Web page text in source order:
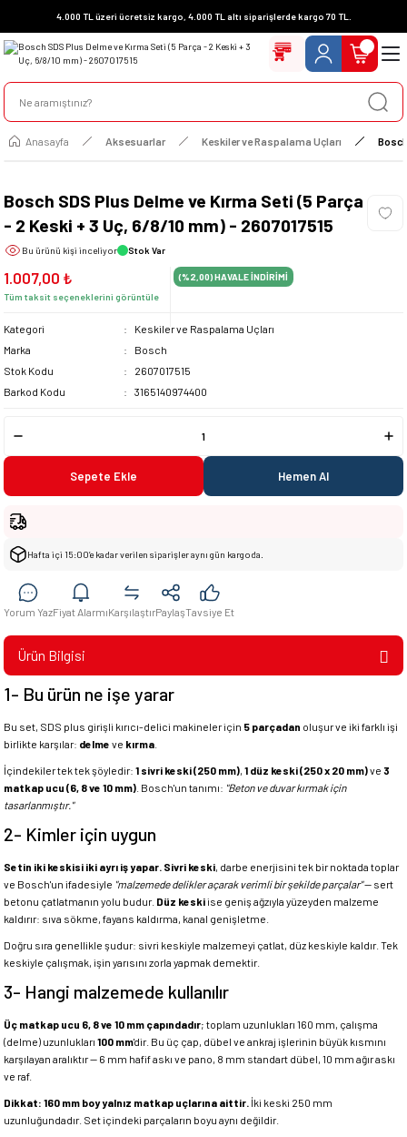
4.000 TL üzeri ücretsiz kargo, 4.000 TL altı siparişlerde kargo 70 TL.
Anasayfa Aksesuarlar Keskiler ve Raspalama Uçları
Bosch SDS Plus Delme ve Kırma Seti (5 Parça
- 2 Keski + 3 Uç, 6/8/10 mm) - 2607017515
Bu ürünü kişi inceliyor Stok Var
1.007,00 ₺
Tüm taksit seçeneklerini görüntüle
(%2,00)HAVALE İNDİRİMİ
Kategori
Keskiler ve Raspalama Uçları
Marka
Bosch
Stok Kodu
2607017515
Barkod Kodu
3165140974400
Sepete Ekle Hemen Al
Hafta içi 15:00’e kadar verilen siparişler aynı gün kargoda.
Yorum YazFiyat AlarmıKarşılaştırPaylaşTavsiye Et
Ürün Bilgisi
1- Bu ürün ne işe yarar
Bu set, SDS plus girişli kırıcı-delici makineler için 5 parçadan oluşur ve iki farklı işi
birlikte karşılar: delme ve kırma
İçindekiler tek tek şöyledir: 1 sivri keski (250 mm), 1 düz keski (250 x 20 mm)ve 3
matkap ucu (6, 8 ve 10 mm) . Bosch'un tanımı: "Beton ve duvar kırmak için
tasarlanmıştır."
2- Kimler için uygun
Setin iki keskisi iki ayrı iş yapar. Sivri keski, darbe enerjisini tek bir noktada toplar
ve Bosch'un ifadesiyle "malzemede delikler açarak verimli bir şekilde parçalar"— sert
betonu çatlatmanın yolu budur. Düz keskiise geniş ağzıyla yüzeyden malzeme
kaldırır: sıva sökme, fayans kaldırma, kanal genişletme.
Doğru sıra genellikle şudur: sivri keskiyle malzemeyi çatlat, düz keskiyle kaldır. Tek
keskiyle çalışmak, işin yarısını zorla yapmak demektir.
3- Hangi malzemede kullanılır
Üç matkap ucu 6, 8 ve 10 mm çapındadır; toplam uzunlukları 160 mm, çalışma
(delme) uzunlukları 100 mm'dir. Bu üç çap, dübel ve ankraj işlerinin büyük kısmını
karşılayan aralıktır — 6 mm hafif askı ve pano, 8 mm standart dübel, 10 mm ağır askı
ve raf.
Dikkat: 160 mm boy yalnız matkap uçlarına aittir. İki keski 250 mm
uzunluğundadır. Set içindeki parçaların boyu aynı değildir.